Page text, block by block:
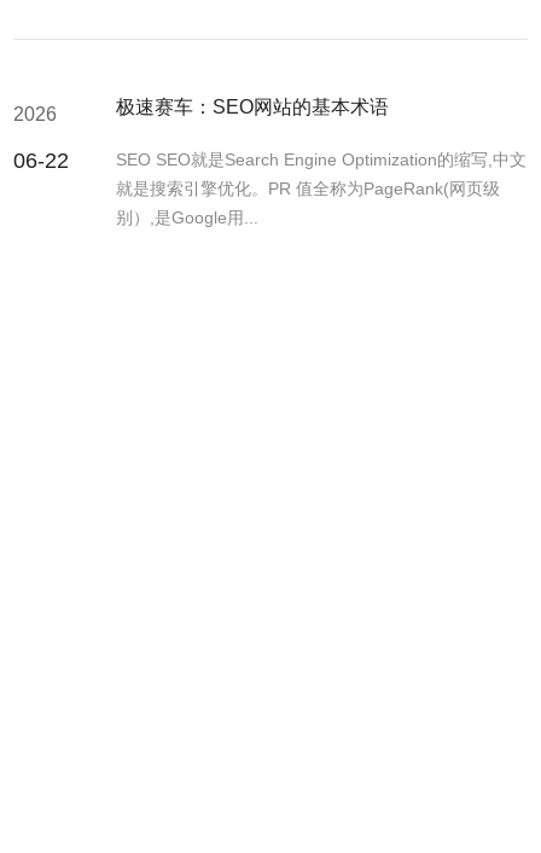
2026
06-22
极速赛车：SEO网站的基本术语
SEO SEO就是Search Engine Optimization的缩写,中文
就是搜索引擎优化。PR 值全称为PageRank(网页级
别）,是Google用...